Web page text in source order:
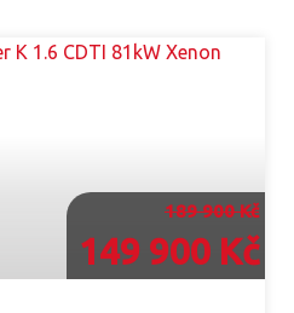
189 900 Kč
149 900 Kč